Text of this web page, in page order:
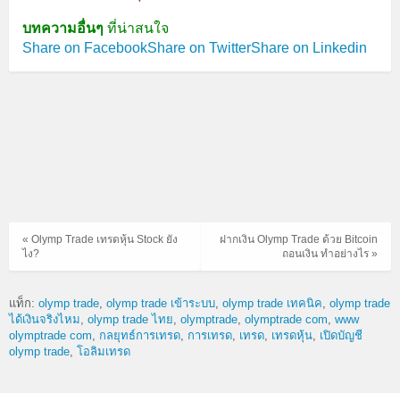
บทความอื่นๆ ที่น่าสนใจ
Share on FacebookShare on TwitterShare on Linkedin
ฝากเงิน Olymp Trade ด้วย Bitcoin
ถอนเงิน ทำอย่างไร »
« Olymp Trade เทรดหุ้น Stock ยัง
ไง?
แท็ก: olymp trade olymp trade เข้าระบบ olymp trade เทคนิค olymp trade
ได้เงินจริงไหม olymp trade ไทย olymptrade olymptrade com www
olymptrade com
กลยุทธ์การเทรด การเทรด เทรด เทรดหุ้น เปิดบัญชี
olymp trade โอลิมเทรด